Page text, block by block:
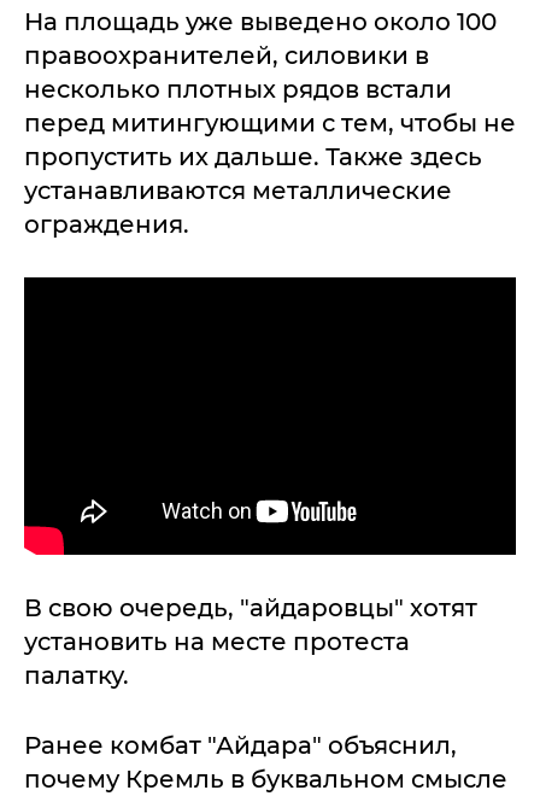
На площадь уже выведено около 100
правоохранителей, силовики в
несколько плотных рядов встали
перед митингующими с тем, чтобы не
пропустить их дальше. Также здесь
устанавливаются металлические
ограждения.
В свою очередь, "айдаровцы" хотят
установить на месте протеста
палатку.
Ранее комбат "Айдара" объяснил,
почему Кремль в буквальном смысле